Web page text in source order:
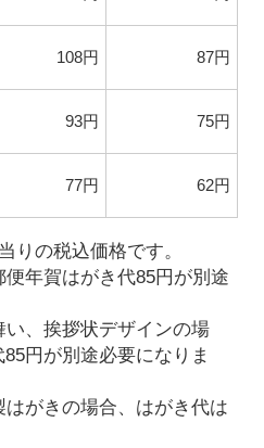
108円 87円
93円 75円
77円 62円
りの税込価格です。
年賀はがき代85円が別途
、挨拶状デザインの場
円が別途必要になりま
がきの場合、はがき代は